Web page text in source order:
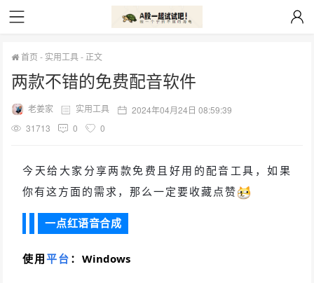
首页 - 实用工具- 正文
两款不错的免费配音软件
老姜家 实用工具
2024年04月24日 08:59:39
31713
0 0
今天给大家分享两款免费且好用的配音工具，如果
你有这方面的需求，那么一定要收藏点赞
一点红语音合成
使用平台 ：Windows